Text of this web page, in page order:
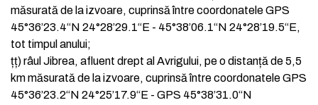
măsurată de la izvoare, cuprinsă între coordonatele GPS
45°36’23.4“N 24°28’29.1“E - 45°38’06.1“N 24°28’19.5“E,
tot timpul anului;
țț)râul Jibrea, afluent drept al Avrigului, pe o distanță de 5,5
km măsurată de la izvoare, cuprinsă între coordonatele GPS
45°36’23.2“N 24°25’17.9“E - GPS 45°38’31.0“N